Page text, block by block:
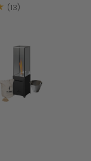
(13)